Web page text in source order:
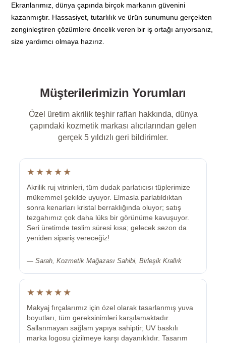
Ekranlarımız, dünya çapında birçok markanın güvenini
kazanmıştır. Hassasiyet, tutarlılık ve ürün sunumunu gerçekten
zenginleştiren çözümlere öncelik veren bir iş ortağı arıyorsanız,
size yardımcı olmaya hazırız.
Müşterilerimizin Yorumları
Özel üretim akrilik teşhir rafları hakkında, dünya
çapındaki kozmetik markası alıcılarından gelen
gerçek 5 yıldızlı geri bildirimler.
★★★★★
Akrilik ruj vitrinleri, tüm dudak parlatıcısı tüplerimize
mükemmel şekilde uyuyor. Elmasla parlatıldıktan
sonra kenarları kristal berraklığında oluyor; satış
tezgahımız çok daha lüks bir görünüme kavuşuyor.
Seri üretimde teslim süresi kısa; gelecek sezon da
yeniden sipariş vereceğiz!
— Sarah, Kozmetik Mağazası Sahibi, Birleşik Krallık
★★★★★
Makyaj fırçalarımız için özel olarak tasarlanmış yuva
boyutları, tüm gereksinimleri karşılamaktadır.
Sallanmayan sağlam yapıya sahiptir; UV baskılı
marka logosu çizilmeye karşı dayanıklıdır. Tasarım